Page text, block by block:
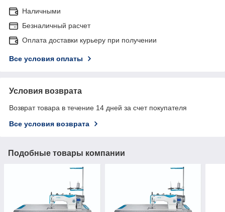
Наличными
Безналичный расчет
Оплата доставки курьеру при получении
Все условия оплаты
Условия возврата
Возврат товара в течение 14 дней за счет покупателя
Все условия возврата
Подобные товары компании